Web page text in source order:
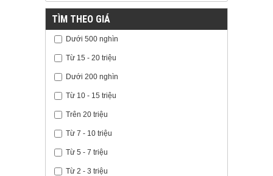
TÌM THEO GIÁ
Dưới 500 nghìn
Từ 15 - 20 triệu
Dưới 200 nghìn
Từ 10 - 15 triệu
Trên 20 triệu
Từ 7 - 10 triệu
Từ 5 - 7 triệu
Từ 2 - 3 triệu